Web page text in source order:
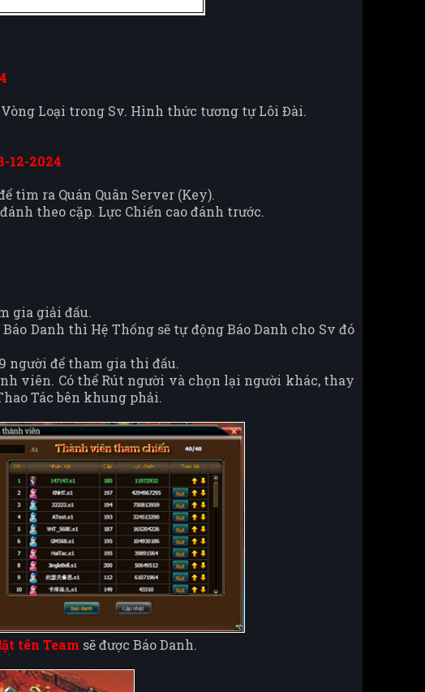
Loại trong Sv. Hình thức tương tự Lôi Đài.
12-2024
tìm ra Quán Quân Server (Key).
theo cặp. Lực Chiến cao đánh trước.
gia giải đấu.
Danh thì Hệ Thống sẽ tự động Báo Danh cho Sv đó
người để tham gia thi đấu.
viên. Có thể Rút người và chọn lại người khác, thay
Tác bên khung phải.
tên Team sẽ được Báo Danh.